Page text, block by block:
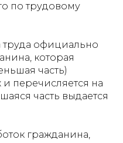
по трудовому
труда официально
которая
часть)
перечисляется на
часть выдается
гражданина,